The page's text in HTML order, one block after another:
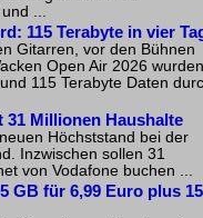
...
115 Terabyte in vier
Gitarren, vor den Bühnen
Open Air 2026 wurden
115 Terabyte Daten
Millionen Haushalte
Höchststand bei der
Inzwischen sollen 31
von Vodafone buchen ...
GB für 6,99 Euro plus